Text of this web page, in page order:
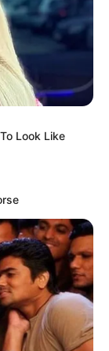
Look Like